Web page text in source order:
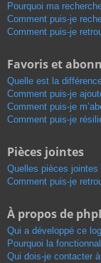
Pourquoi ma
Comment puis-je
Comment puis-je
Favoris et
Quelle est la
Comment puis-je
Comment puis-je
Comment puis-je
Pièces jointes
Quelles pièces
Comment puis-je
À propos de
Qui a développé ce
Pourquoi la
Qui dois-je contacter